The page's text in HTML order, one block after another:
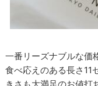
一番リーズナブルな価
食べ応えのある長さ11